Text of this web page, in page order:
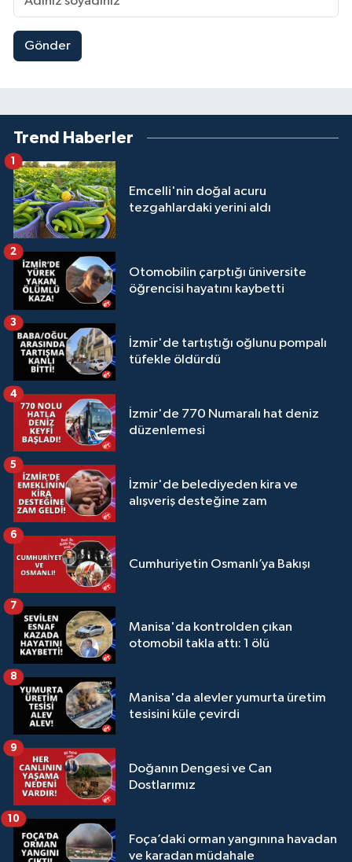
Gönder
Trend Haberler
Emcelli'nin doğal acuru
tezgahlardaki yerini aldı
1
Otomobilin çarptığı üniversite
öğrencisi hayatını kaybetti
2
İzmir'de tartıştığı oğlunu pompalı
tüfekle öldürdü
3
İzmir'de 770 Numaralı hat deniz
düzenlemesi
4
İzmir'de belediyeden kira ve
alışveriş desteğine zam
5
Cumhuriyetin Osmanlı’ya Bakışı
6
Manisa'da kontrolden çıkan
otomobil takla attı: 1 ölü
7
Manisa'da alevler yumurta üretim
tesisini küle çevirdi
8
Doğanın Dengesi ve Can
Dostlarımız
9
Foça’daki orman yangınına havadan
ve karadan müdahale
10